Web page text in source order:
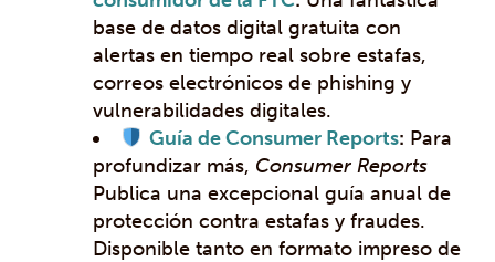
base de datos digital gratuita con
alertas en tiempo real sobre estafas,
correos electrónicos de phishing y
vulnerabilidades digitales.
Guía de Consumer Reports: Para
profundizar más, Consumer Reports
Publica una excepcional guía anual de
protección contra estafas y fraudes.
Disponible tanto en formato impreso de